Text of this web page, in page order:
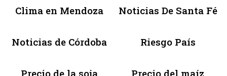
Clima en Mendoza Noticias De Santa Fé
Noticias de Córdoba Riesgo País
Precio de la soja Precio del maíz